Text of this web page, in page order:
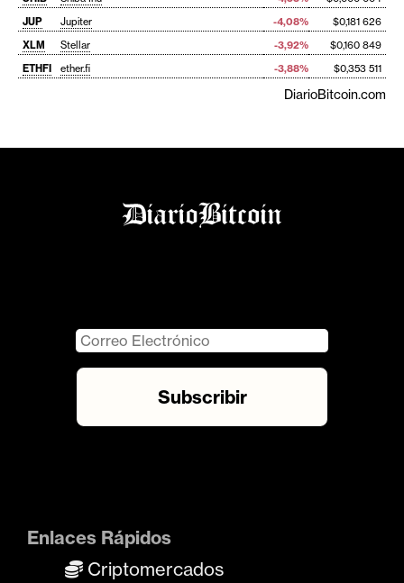
JUP
Jupiter -4,08%
$0,181 626
XLM
Stellar -3,92%
$0,160 849
ETHFI
ether.fi -3,88% $0,353 511
DiarioBitcoin.com
Enlaces Rápidos
Criptomercados